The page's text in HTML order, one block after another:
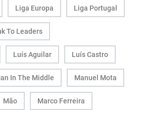
Liga Europa Liga Portugal
To Leaders
Luís Aguilar Luís Castro
In The Middle Manuel Mota
Mão Marco Ferreira